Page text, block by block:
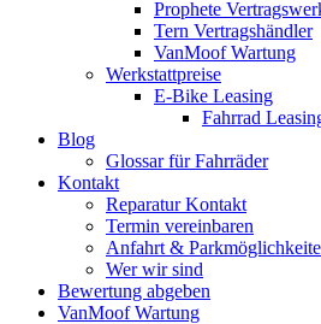
Prophete
Tern Vertragshändler
VanMoof Wartung
Werkstattpreise
E-Bike Leasing
Fahrrad
Blog
Glossar für Fahrräder
Kontakt
Reparatur Kontakt
Termin vereinbaren
Anfahrt &
Wer wir sind
Bewertung abgeben
VanMoof Wartung